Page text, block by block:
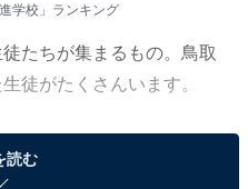
学校」ランキング
たちが集まるもの。鳥取
徒がたくさんいます。
8日～8月5日の期間、全国
「中国地方の公立進学校」
読む